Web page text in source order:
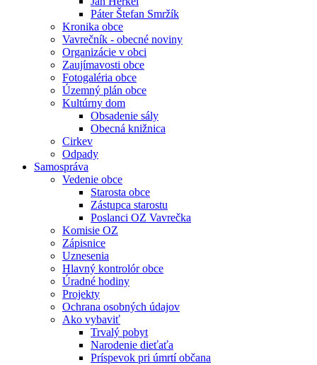
Páter Štefan Smržík
Kronika obce
Vavrečník - obecné noviny
Organizácie v obci
Zaujímavosti obce
Fotogaléria obce
Územný plán obce
Kultúrny dom
Obsadenie sály
Obecná knižnica
Cirkev
Odpady
Samospráva
Vedenie obce
Starosta obce
Zástupca starostu
Poslanci OZ Vavrečka
Komisie OZ
Zápisnice
Uznesenia
Hlavný kontrolór obce
Úradné hodiny
Projekty
Ochrana osobných údajov
Ako vybaviť
Trvalý pobyt
Narodenie dieťaťa
Príspevok pri úmrtí občana